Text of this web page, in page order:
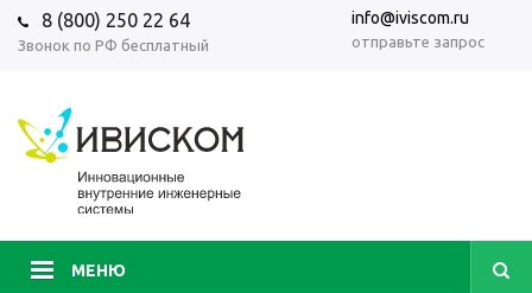
8 (800) 250 22 64
Звонок по РФ бесплатный
info@iviscom.ru
отправьте запрос
МЕНЮ